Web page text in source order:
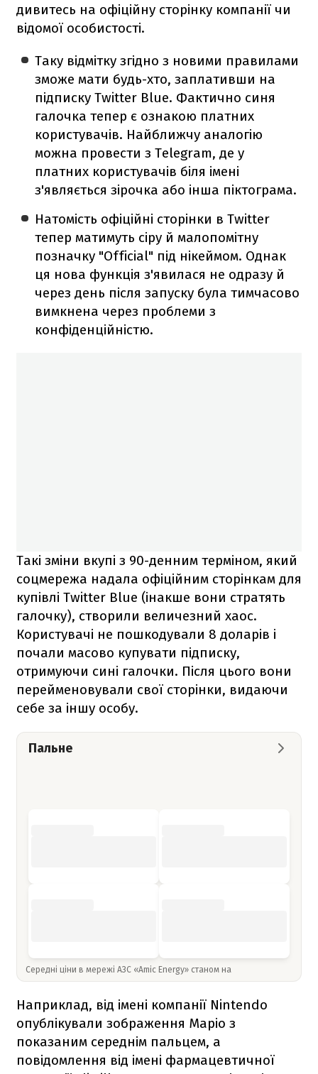
дивитесь на офіційну сторінку компанії чи
відомої особистості.
Таку відмітку згідно з новими правилами
зможе мати будь-хто, заплативши на
підписку Twitter Blue. Фактично синя
галочка тепер є ознакою платних
користувачів. Найближчу аналогію
можна провести з Telegram, де у
платних користувачів біля імені
з'являється зірочка або інша піктограма.
Натомість офіційні сторінки в Twitter
тепер матимуть сіру й малопомітну
позначку "Official" під нікеймом. Однак
ця нова функція з'явилася не одразу й
через день після запуску була тимчасово
вимкнена через проблеми з
конфіденційністю.
Такі зміни вкупі з 90-денним терміном, який
соцмережа надала офіційним сторінкам для
купівлі Twitter Blue (інакше вони стратять
галочку), створили величезний хаос.
Користувачі не пошкодували 8 доларів і
почали масово купувати підписку,
отримуючи сині галочки. Після цього вони
перейменовували свої сторінки, видаючи
себе за іншу особу.
Пальне
Середні ціни в мережі АЗС «Amic Energy» станом на
Наприклад, від імені компанії Nintendo
опублікували зображення Маріо з
показаним середнім пальцем, а
повідомлення від імені фармацевтичної